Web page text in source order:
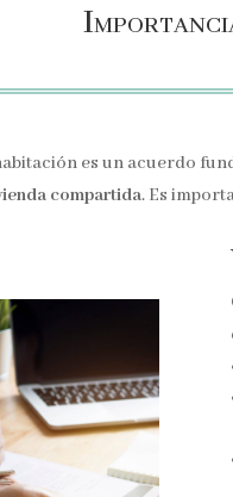
es un acuerdo
compartida. Es